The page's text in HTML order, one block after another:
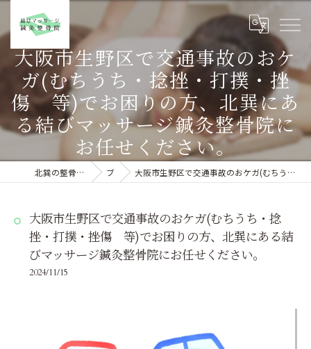
大阪市生野区で交通事故のおケ
ガ(むちうち・捻挫・打撲・挫
傷 等)でお困りの方、北巽にあ
る結びマッサージ鍼灸整骨院に
お任せください。
北巽の整骨院なら結びマッサージ鍼灸整骨院 ブログ 大阪市生野区で交通事故のおケガ(むちうち・捻挫・打撲・挫傷 等)でお困りの方、北巽にある結びマッサージ鍼灸整骨院にお任せください。
大阪市生野区で交通事故のおケガ(むちうち・捻
挫・打撲・挫傷 等)でお困りの方、北巽にある結
びマッサージ鍼灸整骨院にお任せください。
2024/11/15